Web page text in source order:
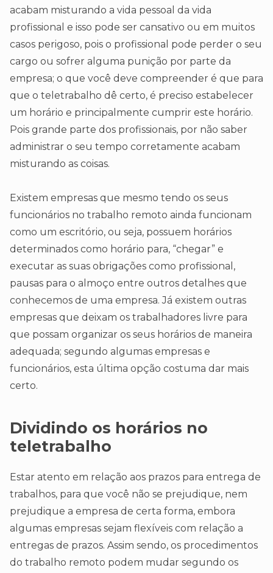
acabam misturando a vida pessoal da vida
profissional e isso pode ser cansativo ou em muitos
casos perigoso, pois o profissional pode perder o seu
cargo ou sofrer alguma punição por parte da
empresa; o que você deve compreender é que para
que o teletrabalho dê certo, é preciso estabelecer
um horário e principalmente cumprir este horário.
Pois grande parte dos profissionais, por não saber
administrar o seu tempo corretamente acabam
misturando as coisas.
Existem empresas que mesmo tendo os seus
funcionários no trabalho remoto ainda funcionam
como um escritório, ou seja, possuem horários
determinados como horário para, “chegar” e
executar as suas obrigações como profissional,
pausas para o almoço entre outros detalhes que
conhecemos de uma empresa. Já existem outras
empresas que deixam os trabalhadores livre para
que possam organizar os seus horários de maneira
adequada; segundo algumas empresas e
funcionários, esta última opção costuma dar mais
certo.
Dividindo os horários no
teletrabalho
Estar atento em relação aos prazos para entrega de
trabalhos, para que você não se prejudique, nem
prejudique a empresa de certa forma, embora
algumas empresas sejam flexíveis com relação a
entregas de prazos. Assim sendo, os procedimentos
do trabalho remoto podem mudar segundo os